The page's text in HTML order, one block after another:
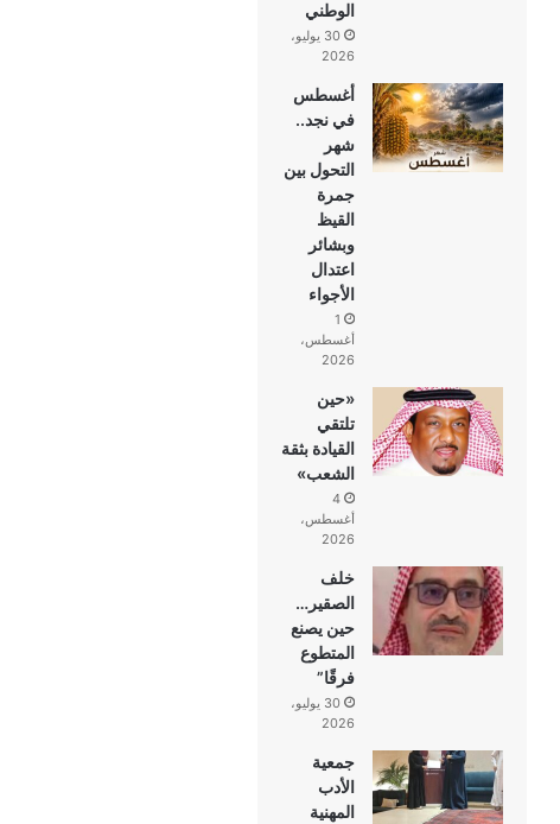
الوطني
30 يوليو،
2026
أغسطس
في نجد..
شهر
التحول بين
جمرة
القيظ
وبشائر
اعتدال
الأجواء
1
أغسطس،
2026
«حين
تلتقي
القيادة بثقة
الشعب»
4
أغسطس،
2026
خلف
الصقير…
حين يصنع
المتطوع
فرقًا”
30 يوليو،
2026
جمعية
الأدب
المهنية